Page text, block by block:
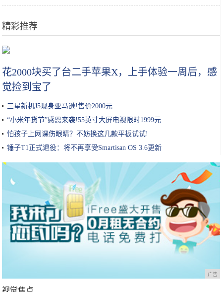
精彩推荐
花2000块买了台二手苹果X，上手体验一周后，感
觉捡到宝了
三星新机J5现身亚马逊!售价2000元
“小米年货节”感恩来袭!55英寸大屏电视限时1999元
怕孩子上网课伤眼睛？不妨换这几款平板试试!
锤子T1正式退役：将不再享受Smartisan OS 3.6更新
广告